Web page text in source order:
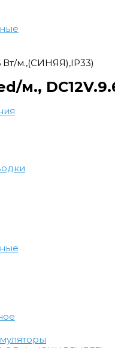
Вт/м.,(СИНЯЯ),IP33)
м.,